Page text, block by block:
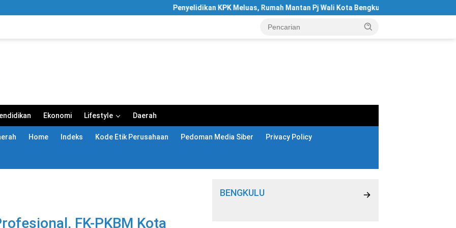
Penyelidikan KPK Meluas, Rumah Mantan Pj Wali Kota Bengkulu Digeledah
Ekonomi Lifestyle Daerah
Home Indeks Kode Etik Perusahaan Pedoman Media Siber Privacy Policy
FK-PKBM Kota
BENGKULU